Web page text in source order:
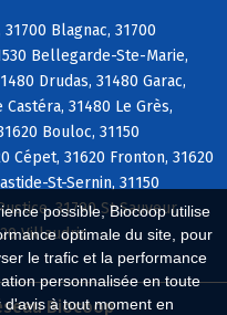
possible, Biocoop utilise
optimale du site, pour
le trafic et la performance
personnalisée en toute
à tout moment en
Blagnac, 31700
Bellegarde-Ste-Marie,
Drudas, 31480 Garac,
31480 Le Grès,
Bouloc, 31150
Cépet, 31620 Fronton, 31620
St-Sernin, 31150
31790 St-Sauveur,
Villaudric
Biocoop